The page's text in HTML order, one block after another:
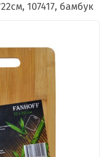
107417, бамбук